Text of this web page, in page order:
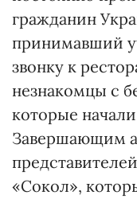
гражданин
принимавший
звонку к
незнакомцы с
которые
Завершающим
«Сокол»,